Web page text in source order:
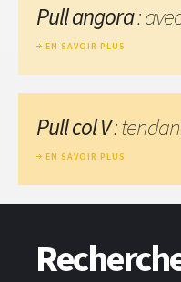
Pull angora:
EN SAVOIR PLUS
Pull col V:
EN SAVOIR PLUS